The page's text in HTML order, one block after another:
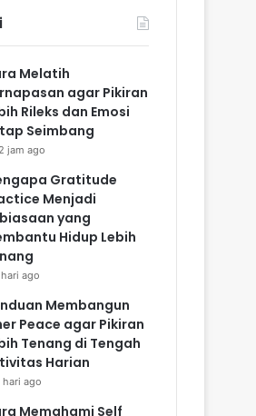
Melatih
agar Pikiran
Rileks dan Emosi
Seimbang
jam ago
Gratitude
Menjadi
yang
Hidup Lebih
hari ago
Membangun
Peace agar Pikiran
Tenang di Tengah
Harian
hari ago
Memahami Self